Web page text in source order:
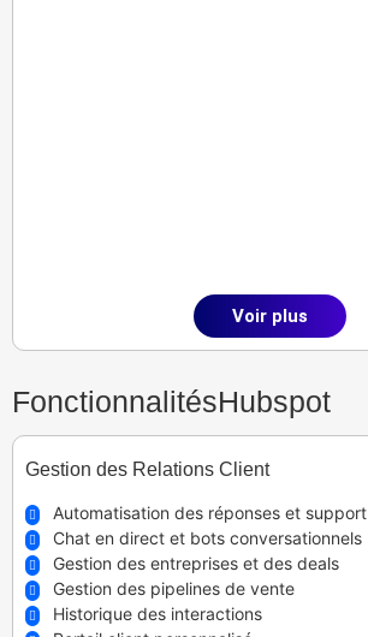
Voir plus
FonctionnalitésHubspot
Gestion des Relations Client
Automatisation des réponses et support
Chat en direct et bots conversationnels
Gestion des entreprises et des deals
Gestion des pipelines de vente
Historique des interactions